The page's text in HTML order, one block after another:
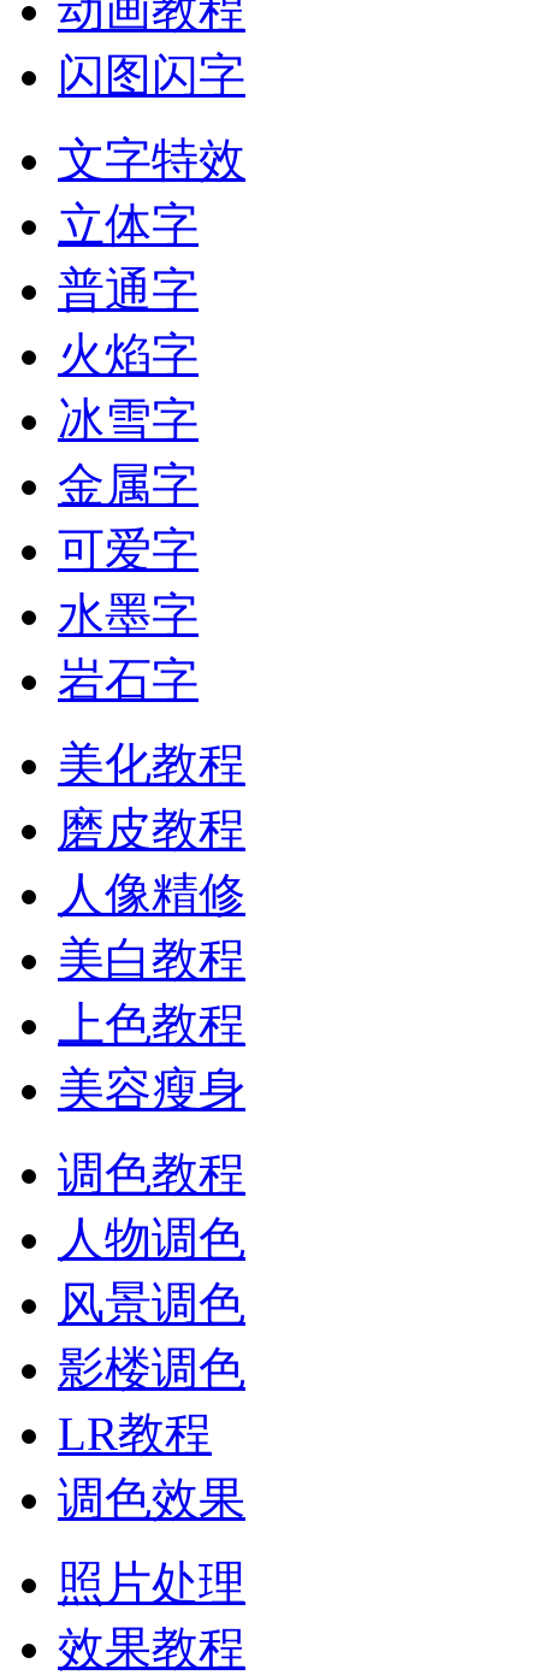
闪图闪字
文字特效
立体字
普通字
火焰字
冰雪字
金属字
可爱字
水墨字
岩石字
美化教程
磨皮教程
人像精修
美白教程
上色教程
美容瘦身
调色教程
人物调色
风景调色
影楼调色
LR教程
调色效果
照片处理
效果教程